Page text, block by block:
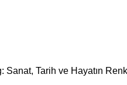
Sanat, Tarih ve Hayatın